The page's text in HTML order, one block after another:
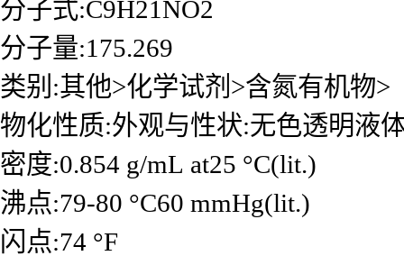
分子式:C9H21NO2
分子量:175.269
类别:其他>化学试剂>含氮有机物>
物化性质:外观与性状:无色透明液
密度:0.854 g/mL at25 °C(lit.)
沸点:79-80 °C60 mmHg(lit.)
闪点:74 °F